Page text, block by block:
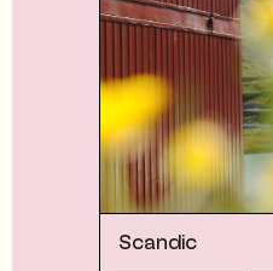
Scandic